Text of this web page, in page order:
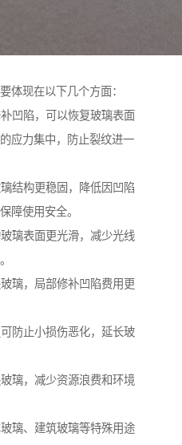
体现在以下几个方面：
凹陷，可以恢复玻璃表面
应力集中，防止裂纹进一
结构更稳固，降低因凹陷
障使用安全。
璃表面更光滑，减少光线
璃，局部修补凹陷费用更
防止小损伤恶化，延长玻
璃，减少资源浪费和环境
璃、建筑玻璃等特殊用途